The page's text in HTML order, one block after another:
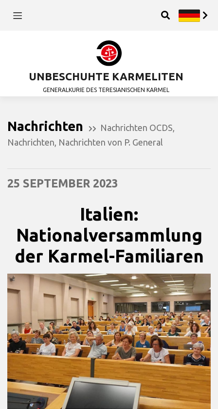
UNBESCHUHTE KARMELITEN
GENERALKURIE DES TERESIANISCHEN KARMEL
Nachrichten Nachrichten OCDS
Nachrichten Nachrichten von P. General
25 SEPTEMBER 2023
Italien:
Nationalversammlung
der Karmel-Familiaren